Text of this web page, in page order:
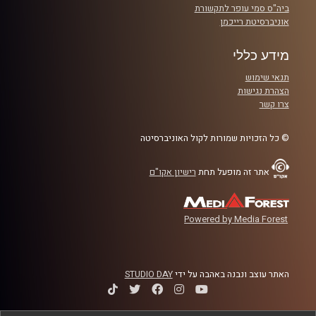
ביה"ס סמי עופר לתקשורת
אוניברסיטת רייכמן
מידע כללי
תנאי שימוש
הצהרת נגישות
צרו קשר
© כל הזכויות שמורות לקול האוניברסיטה
אתר זה מופעל תחת רישיון אקו"ם
Powered by Media Forest
האתר עוצב ונבנה באהבה על ידיSTUDIO DAY